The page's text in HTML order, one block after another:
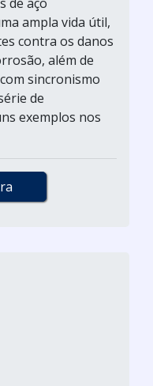
ampla vida útil,
contra os danos
além de
sincronismo
de
exemplos nos